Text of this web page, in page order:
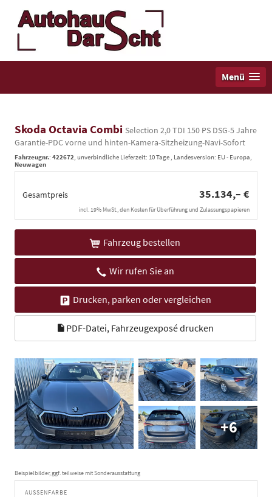
Menü
Skoda Octavia Combi Selection 2,0 TDI 150 PS DSG-5 Jahre
Garantie-PDC vorne und hinten-Kamera-Sitzheizung-Navi-Sofort
Fahrzeugnr.: 422672 , unverbindliche Lieferzeit: 10 Tage , Landesversion: EU - Europa,
Neuwagen
Gesamtpreis 35.134,– €
incl. 19% MwSt., den Kosten für Überführung und Zulassungspapieren
Fahrzeug bestellen
Wir rufen Sie an
Drucken, parken oder vergleichen
PDF-Datei, Fahrzeugexposé drucken
+6
Beispielbilder, ggf. teilweise mit Sonderausstattung
AUSSENFARBE